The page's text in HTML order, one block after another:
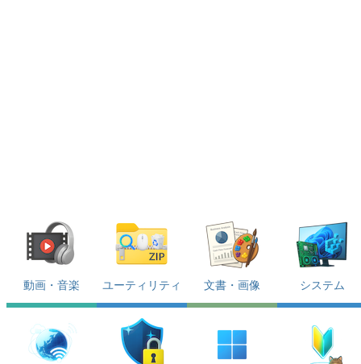
動画・音楽 ユーティリティ 文書・画像 システム